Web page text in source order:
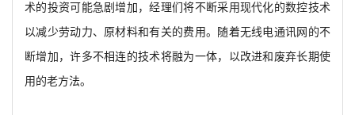
术的投资可能急剧增加，经理们将不断采用现代化的数控技术
以减少劳动力、原材料和有关的费用。随着无线电通讯网的不
断增加，许多不相连的技术将融为一体，以改进和废弃长期使
用的老方法。